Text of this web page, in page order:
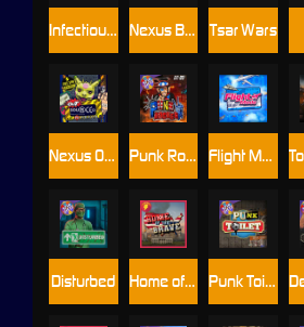
Nexus Blood & Shadow Tsar Wars
Home of the Brave
Punk Rocker 2
Nexus Outsourced Flight Mode
Punk Toilet
Disturbed
Infectious 5 xWays